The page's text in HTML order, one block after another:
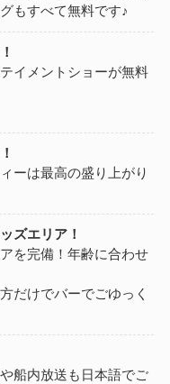
もすべて無料です♪
イメントショーが無料
ーは最高の盛り上がり
ズエリア！
を完備！年齢に合わせ
だけでバーでごゆっく
船内放送も日本語でご